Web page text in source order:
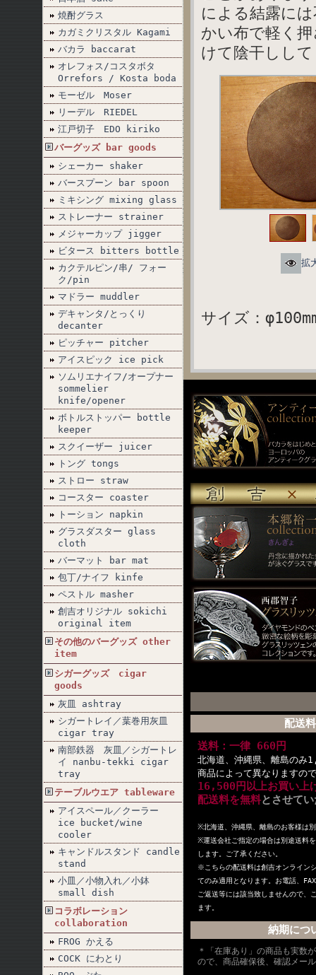
焼酎グラス
カガミクリスタル Kagami
バカラ baccarat
オレフォス/コスタボタ
Orrefors / Kosta boda
モーゼル Moser
リーデル RIEDEL
江戸切子 EDO kiriko
バーグッズ bar goods
シェーカー shaker
バースプーン bar spoon
ミキシング mixing glass
ストレーナー strainer
メジャーカップ jigger
ビタース bitters bottle
カクテルピン/串/ フォー
ク/pin
マドラー muddler
デキャンタ/とっくり
decanter
ピッチャー pitcher
アイスピック ice pick
ソムリエナイフ/オープナー
sommelier
knife/opener
ボトルストッパー bottle
keeper
スクイーザー juicer
トング tongs
ストロー straw
コースター coaster
トーション napkin
グラスダスター glass
cloth
バーマット bar mat
包丁/ナイフ kinfe
ペストル masher
創吉オリジナル sokichi
original item
その他のバーグッズ other
item
シガーグッズ cigar
goods
灰皿 ashtray
シガートレイ／葉巻用灰皿
cigar tray
南部鉄器 灰皿／シガートレ
イ nanbu-tekki cigar
tray
テーブルウエア tableware
アイスペール／クーラー
ice bucket/wine
cooler
キャンドルスタンド candle
stand
小皿／小物入れ／小鉢
small dish
コラボレーション
collaboration
FROG かえる
COCK にわとり
による結露に
かい布で軽く
けて陰干しし
拡
サイズ：
配送料
送料：一律 660円
北海道、沖縄県、離島のみ
商品によって異なりますの
16,500円以上お買い上
配送料を無料とさせて
※北海道、沖縄県、離島のお客様は
※運送会社ご指定の場合は別途送料
します。ご了承ください。
※こちらの配送料は創吉オンライン
てのみ適用となります。お電話、
ご返送等には該当致しませんので、
ます。
納期につ
＊「在庫あり」の商品も実数
ので、商品確保後、確認メー